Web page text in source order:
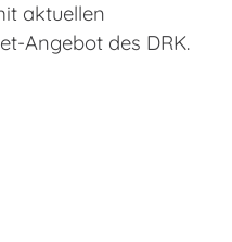
aktuellen
Angebot des DRK.